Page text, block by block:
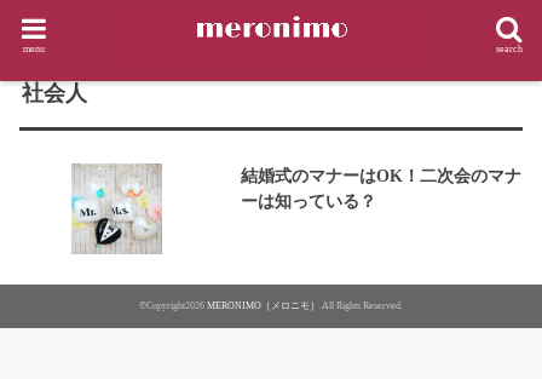
search
menu
HOME
社会人
結婚式のマナーはOK！二次会のマナ
ーは知っている？
©Copyright2026 MERONIMO［メロニモ］ .All Rights Reserved.